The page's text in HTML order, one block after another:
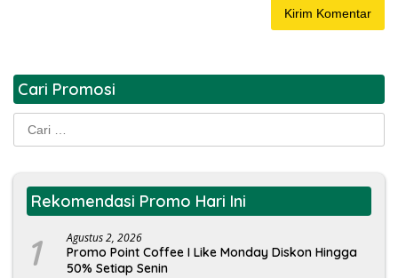
Cari Promosi
Cari
untuk:
Rekomendasi Promo Hari Ini
1 Agustus 2, 2026
Promo Point Coffee I Like Monday Diskon Hingga
50% Setiap Senin